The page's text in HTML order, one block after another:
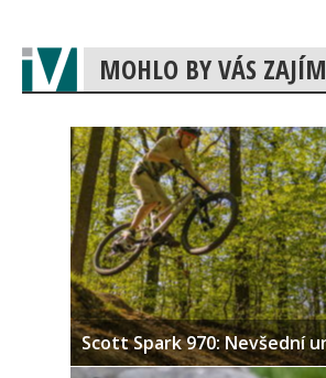
MOHLO BY VÁS
Scott Spark 970: Nevšední